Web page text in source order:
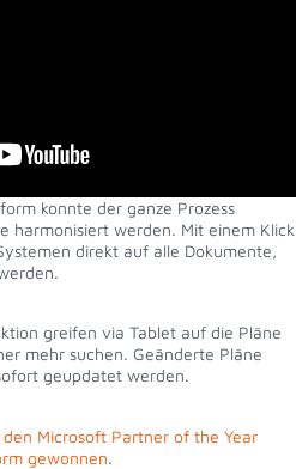
konnte der ganze Prozess
harmonisiert werden. Mit einem Klick
direkt auf alle Dokumente,
greifen via Tablet auf die Pläne
mehr suchen. Geänderte Pläne
geupdatet werden.
Microsoft Partner of the Year
gewonnen.